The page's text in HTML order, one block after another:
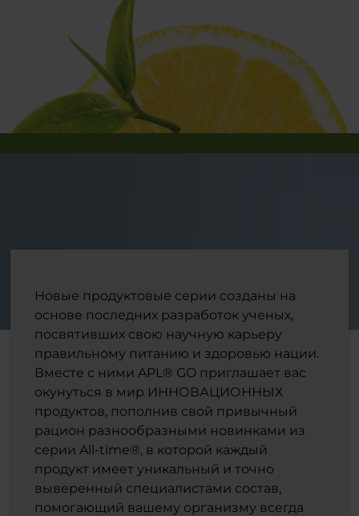
Новые продуктовые серии созданы на
основе последних разработок ученых,
посвятивших свою научную карьеру
правильному питанию и здоровью нации.
Вместе с ними APL® GO приглашает вас
окунуться в мир ИННОВАЦИОННЫХ
продуктов, пополнив свой привычный
рацион разнообразными новинками из
серии All-time®, в которой каждый
продукт имеет уникальный и точно
выверенный специалистами состав,
помогающий вашему организму всегда